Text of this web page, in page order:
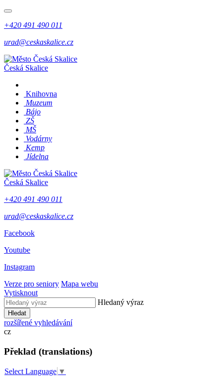
+420 491 490 011
urad@ceskaskalice.cz
Česká Skalice
Knihovna
Muzeum
Bájo
ZŠ
MŠ
Vodárny
Kemp
Jídelna
Česká Skalice
+420 491 490 011
urad@ceskaskalice.cz
Facebook
Youtube
Instagram
Verze pro seniory Mapa webu
Vytisknout
Hledaný výraz
Hledat
rozšířené vyhledávání
cz
Překlad (translations)
Select Language ▼